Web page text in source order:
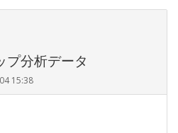
プ分析データ
15:38